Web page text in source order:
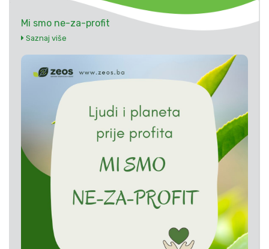
Mi smo ne-za-profit
Saznaj više